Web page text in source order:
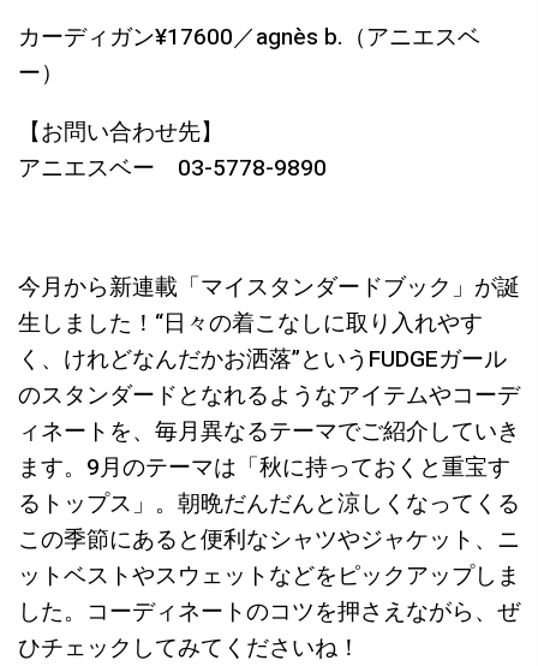
カーディガン¥17600／agnès b.（アニエスベ
ー）
【お問い合わせ先】
アニエスベー 03-5778-9890
今月から新連載「マイスタンダードブック」が誕
生しました！“日々の着こなしに取り入れやす
く、けれどなんだかお洒落”というFUDGEガール
のスタンダードとなれるようなアイテムやコーデ
ィネートを、毎月異なるテーマでご紹介していき
ます。9月のテーマは「秋に持っておくと重宝す
るトップス」。朝晩だんだんと涼しくなってくる
この季節にあると便利なシャツやジャケット、ニ
ットベストやスウェットなどをピックアップしま
した。コーディネートのコツを押さえながら、ぜ
ひチェックしてみてくださいね！